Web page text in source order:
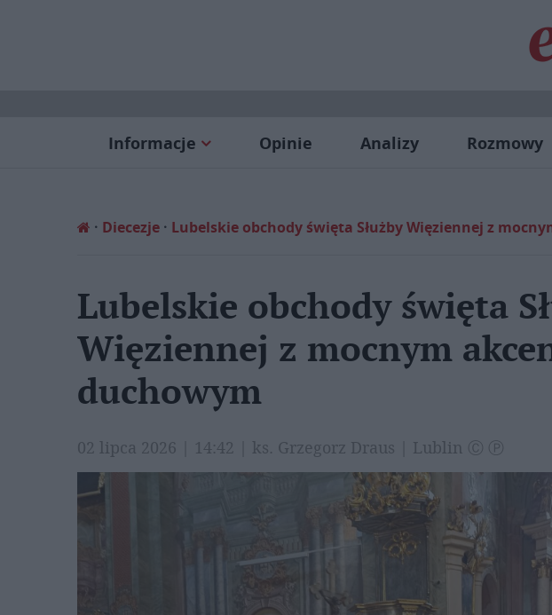
Informacje Opinie Analizy Rozmowy
Diecezje Lubelskie obchody święta Służby Więziennej z
Lubelskie obchody święta
Więziennej z mocnym
duchowym
02 lipca 2026 | 14:42 | ks. Grzegorz Draus | Lublin Ⓒ Ⓟ